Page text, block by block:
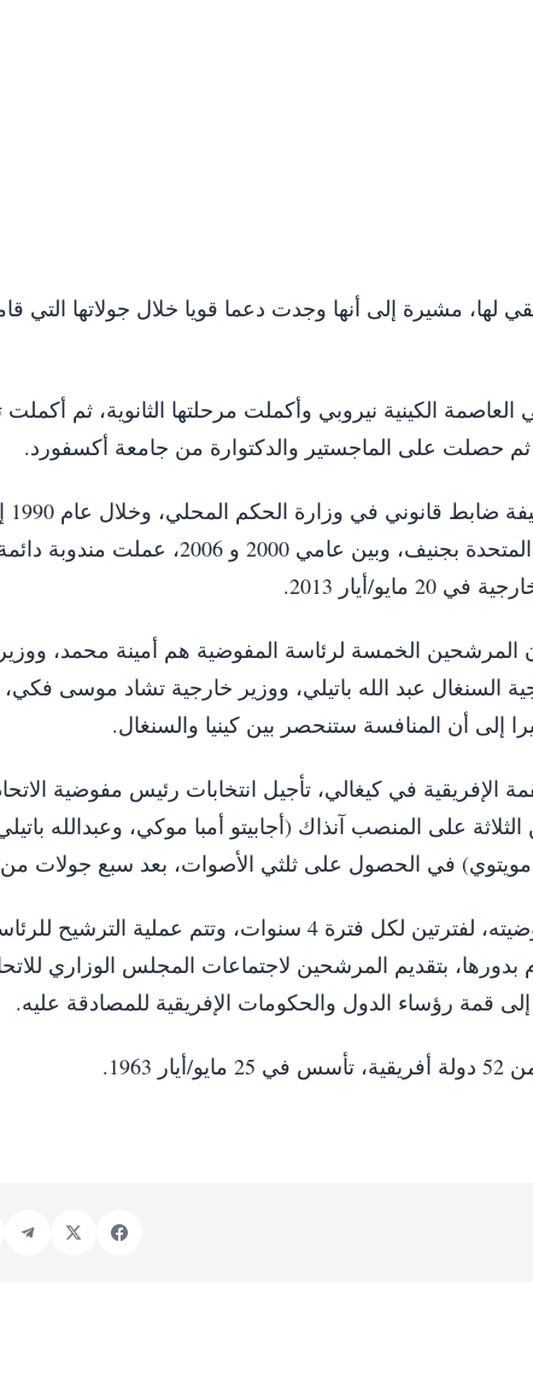
لها، مشيرة إلى أنها وجدت دعما قويا خلال جولاتها التي
كينيا من مواليد 1961 نشأت في العاصمة الكينية نيروبي وأكملت مرحلتها الثانوية، ثم
ثم حصلت على الماجستير والدكتوارة من جامعة أكسفورد.
عملت مستشاراً قانونياً لبعثة بلادها لدى الأمم المتحدة بجنيف، وبين عامي
أيار 2013.
الخمسة لرئاسة المفوضية هم أمينة محمد،
السنغال عبد الله باتيلي، ووزير خارجية تشاد موسى فكي،
إلى أن المنافسة ستنحصر بين كينيا والسنغال.
الإفريقية في كيغالي، تأجيل انتخابات رئيس مفوضية
المتنافسين الثلاثة على المنصب آنذاك (أجابيتو أمبا موكي، وعبدالله
مويتوي) في الحصول على ثلثي الأصوات، بعد سبع جولات
وتنص لوائح الاتحاد على تولي فترة رئاسة مفوضيته، لفترتين لكل فترة 4 سنوات، وتتم
بتقديم المرشحين لاجتماعات المجلس الوزاري
إلى قمة رؤساء الدول والحكومات الإفريقية للمصادقة عليه.